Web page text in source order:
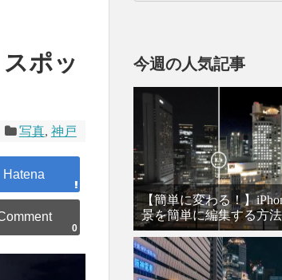
ポッ
写真, 神戸
0
今週の人気記事
【簡単に変わる！】
景を簡単に編集する方法